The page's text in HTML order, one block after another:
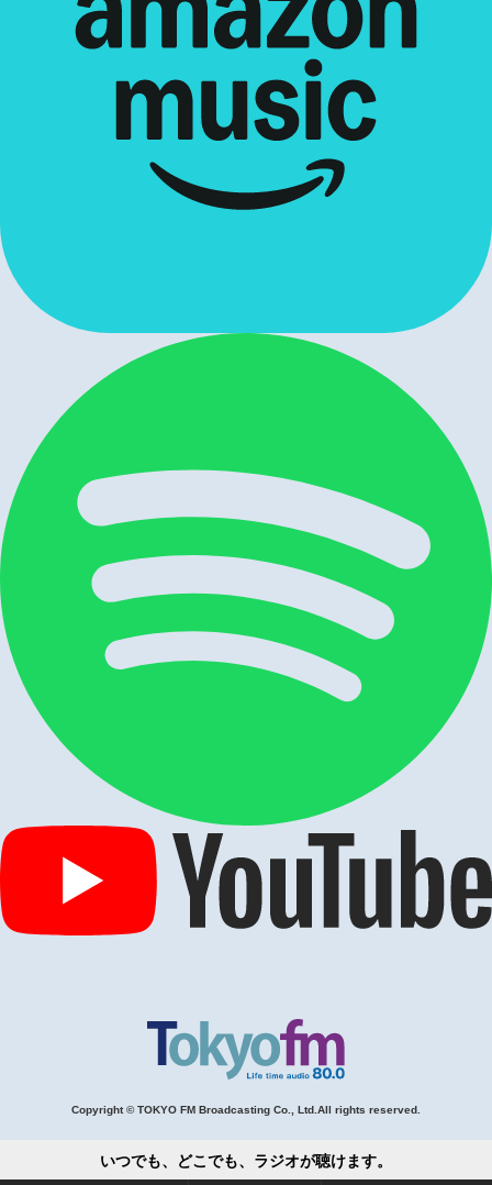
Copyright © TOKYO FM Broadcasting Co., Ltd.All rights reserved.
いつでも、どこでも、ラジオが聴けます。